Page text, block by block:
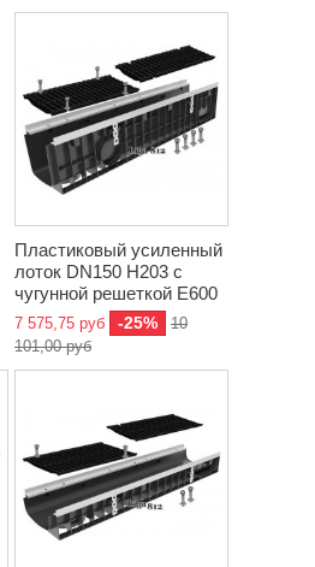
Пластиковый усиленный
лоток DN150 H203 с
чугунной решеткой E600
7 575,75 руб -25%
10
101,00 руб